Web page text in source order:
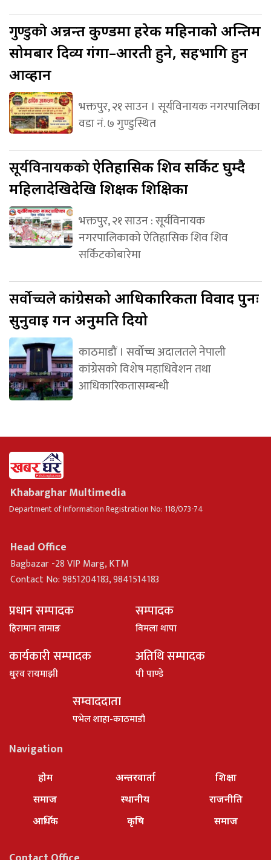
गुण्डुकोअन्नन्त कुण्डमा हरेक महिनाको अन्तिम
सोमबार दिव्य गंगा–आरती हुने, सहभागि हुन
आव्हान
भक्तपुर, २१ साउन । सूर्यविनायक नगरपालिका
वडा नं. ७ गुण्डुस्थित
सूर्यविनायककोऐतिहासिक शिव सर्किट घुम्दै
महिलादेखिदेखि शिक्षक शिक्षिका
भक्तपुर, २१ साउन : सूर्यविनायक
नगरपालिकाको ऐतिहासिक शिव शिव
सर्किटकोबारेमा
सर्वोच्चलेकांग्रेसको आधिकारिकता विवाद पुनः
सुनुवाइ गर्न अनुमति दियो
काठमाडौं । सर्वोच्च अदालतले नेपाली
कांग्रेसको विशेष महाधिवेशन तथा
आधिकारिकतासम्बन्धी
Khabarghar Multimedia
Department of Information Registration No: 118/073-74
Head Office
Bagbazar -28 VIP Marg, KTM
Contact No: 9851204183, 9841514183
प्रधान सम्पादक
हिरामान तामाङ
सम्पादक
विमला थापा
कार्यकारी सम्पादक
धु्रव रायमाझी
अतिथि सम्पादक
पी पाण्डे
सम्वाददाता
पभेल शाहा-काठमाडौ
Navigation
होम
समाज
आर्थिक
अन्तरवार्ता
स्थानीय
कृषि
शिक्षा
राजनीति
समाज